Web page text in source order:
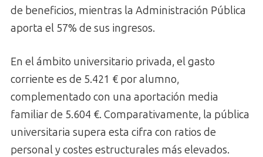
de beneficios, mientras la Administración Pública
aporta el 57% de sus ingresos.
En el ámbito universitario privada, el gasto
corriente es de 5.421 € por alumno,
complementado con una aportación media
familiar de 5.604 €. Comparativamente, la pública
universitaria supera esta cifra con ratios de
personal y costes estructurales más elevados.